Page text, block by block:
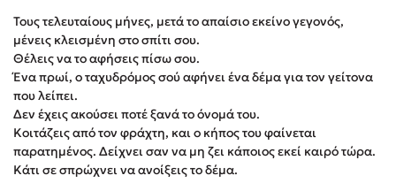
Sebastian Fitzek
Freida McFadden
Κατρίνα Τσάνταλη
Lucinda Riley
Mimi Matthews
Benzamin Bécue
Rebecca Yarros
Τους τελευταίους μήνες, μετά το απαίσιο εκείνο γεγονός,
μένεις κλεισμένη στο σπίτι σου.
Θέλεις να το αφήσεις πίσω σου.
Ένα πρωί, ο ταχυδρόμος σού αφήνει ένα δέμα για τον γείτονα
που λείπει.
Δεν έχεις ακούσει ποτέ ξανά το όνομά του.
Κοιτάζεις από τον φράχτη, και ο κήπος του φαίνεται
παρατημένος. Δείχνει σαν να μη ζει κάποιος εκεί καιρό τώρα.
Κάτι σε σπρώχνει να ανοίξεις το δέμα.